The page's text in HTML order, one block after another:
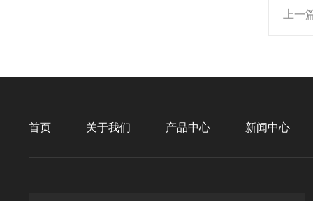
上一
首页 关于我们 产品中心 新闻中心